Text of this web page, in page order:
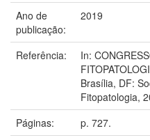
Ano de
publicação:
2019
Referência:
In:
Brasília, DF:
Fitopatologia,
Páginas:
p. 727.